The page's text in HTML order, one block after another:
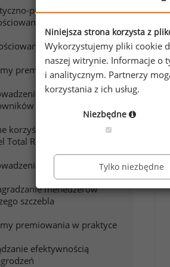
punktowe
pracy
stanowisk pracy
premiowania
do wynagradzania
sprzedaży
korzyści z pracy. Polski
Total Rewards
do wynagradzania
menedżerów
szczebla
premiowania w praktyce
efektywnością
Niniejsza strona korzysta z
Wykorzystujemy pliki cookie
naszej witrynie. Informacje o
i analitycznym. Partnerzy
korzystania z ich usług.
Niezbędne
Tylko niezbędne